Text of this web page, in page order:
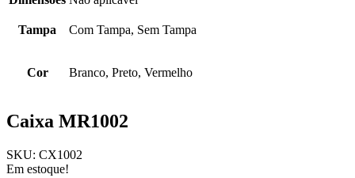
Tampa Com Tampa, Sem Tampa
Cor Branco, Preto, Vermelho
Caixa MR1002
SKU: CX1002
Em estoque!